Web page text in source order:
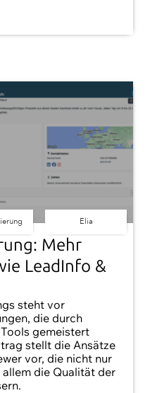
Elia
Mehr
LeadInfo &
steht vor
die durch
gemeistert
stellt die Ansätze
vor, die nicht nur
die Qualität der